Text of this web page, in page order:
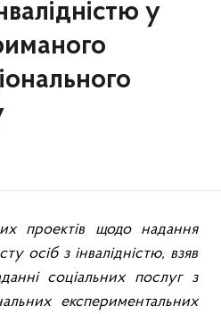
у
проектів щодо надання
осіб з інвалідністю, взяв
соціальних послуг з
експериментальних